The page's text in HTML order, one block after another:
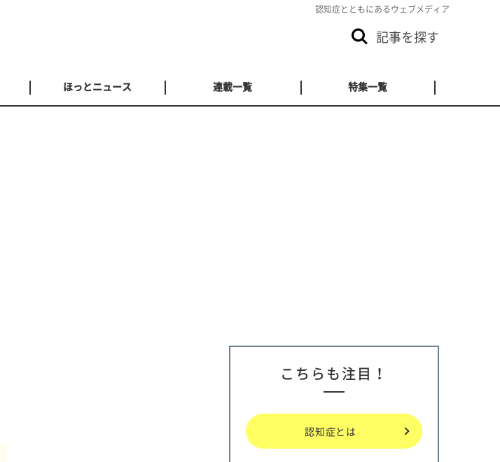
認知症とともにあるウェブメディア
記事を探す
ほっとニュース 連載一覧 特集一覧
こちらも注目！
認知症とは